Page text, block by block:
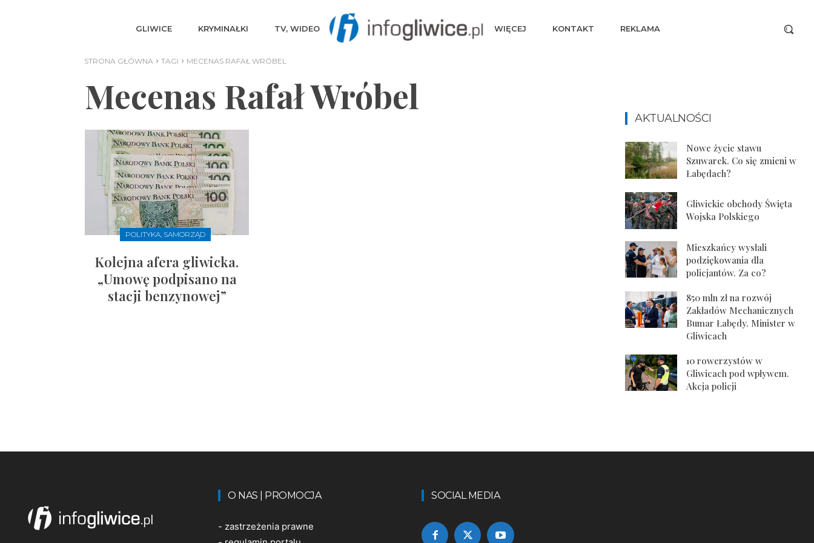
GLIWICE KRYMINAŁKI TV, WIDEO WIĘCEJ KONTAKT REKLAMA
STRONA GŁÓWNA TAGI MECENAS RAFAŁ WRÓBEL
Mecenas Rafał Wróbel
POLITYKA, SAMORZĄD
Kolejna afera gliwicka.
„Umowę podpisano na
stacji benzynowej”
AKTUALNOŚCI
Nowe życie stawu
Szuwarek. Co się zmieni w
Łabędach?
Gliwickie obchody Święta
Wojska Polskiego
Mieszkańcy wysłali
podziękowania dla
policjantów. Za co?
850 mln zł na rozwój
Zakładów Mechanicznych
Bumar Łabędy. Minister w
Gliwicach
10 rowerzystów w
Gliwicach pod wpływem.
Akcja policji
O NAS | PROMOCJA
- zastrzeżenia prawne
SOCIAL MEDIA